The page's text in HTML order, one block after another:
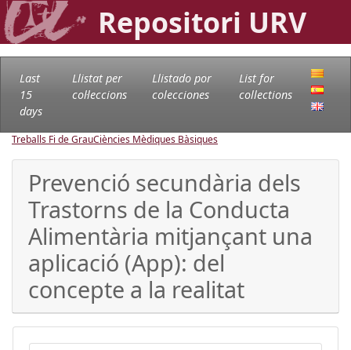
Repositori URV
Last
15
days
Llistat per
col·leccions
Llistado por
colecciones
List for
collections
Treballs Fi de GrauCiències Mèdiques Bàsiques
Prevenció secundària dels
Trastorns de la Conducta
Alimentària mitjançant una
aplicació (App): del
concepte a la realitat